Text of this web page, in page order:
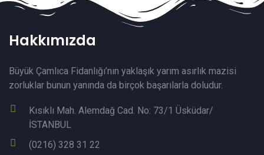
Hakkımızda
Büyük Çamlıca Fidanlığı’nın yaklaşık yarım asırlık mazisi
zorluklar bunun yanında da birçok başarılarla doludur.
Kısıklı Mah. Alemdağ Cad. No: 73/1 Üsküdar/
İSTANBUL
(0216) 328 31 22